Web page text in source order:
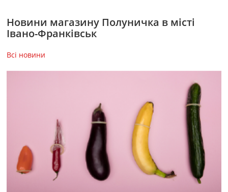
Новини магазину Полуничка в місті
Івано-Франківськ
Всi новини